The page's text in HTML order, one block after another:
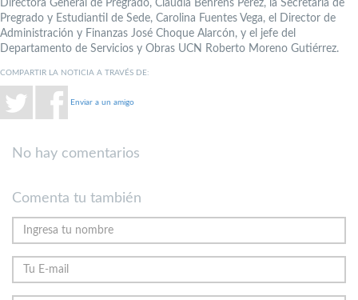
Directora General de Pregrado, Claudia Behrens Pérez, la Secretaria de
Pregrado y Estudiantil de Sede, Carolina Fuentes Vega, el Director de
Administración y Finanzas José Choque Alarcón, y el jefe del
Departamento de Servicios y Obras UCN Roberto Moreno Gutiérrez.
COMPARTIR LA NOTICIA A TRAVÉS DE:
Enviar a un amigo
No hay comentarios
Comenta tu también